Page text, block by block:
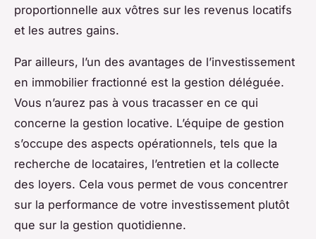
proportionnelle aux vôtres sur les revenus locatifs
et les autres gains.
Par ailleurs, l’un des avantages de l’investissement
en immobilier fractionné est la gestion déléguée.
Vous n’aurez pas à vous tracasser en ce qui
concerne la gestion locative. L’équipe de gestion
s’occupe des aspects opérationnels, tels que la
recherche de locataires, l’entretien et la collecte
des loyers. Cela vous permet de vous concentrer
sur la performance de votre investissement plutôt
que sur la gestion quotidienne.